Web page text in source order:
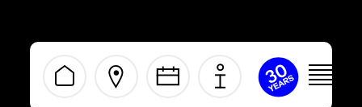
ivermectine
kopen